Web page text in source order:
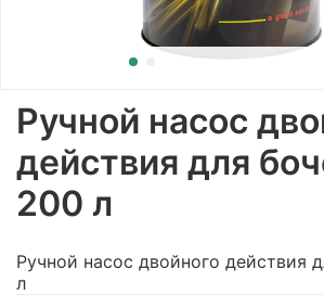
Ручной насос
действия для
200 л
Ручной насос двойного действия
л